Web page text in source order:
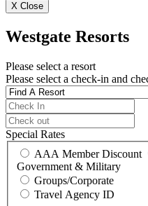
X Close
Westgate Resorts
Please select a resort
Please select a check-in and
Special Rates
AAA Member Discount
Government & Military
Groups/Corporate
Travel Agency ID